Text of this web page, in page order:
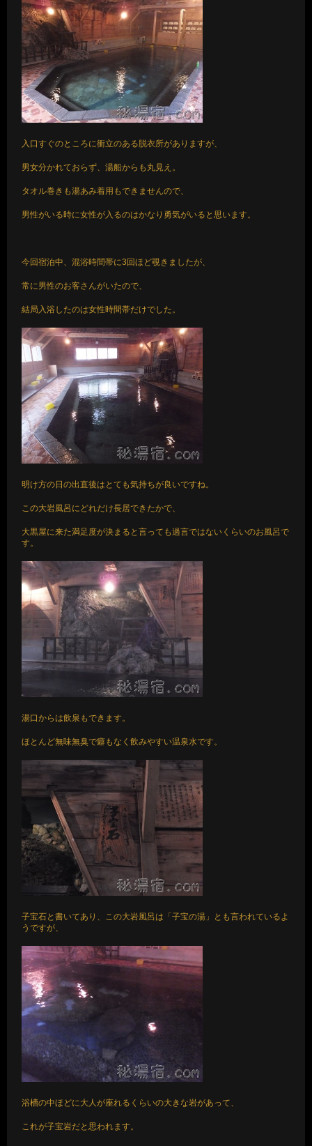
入口すぐのところに衝立のある脱衣所がありますが、
男女分かれておらず、湯船からも丸見え。
タオル巻きも湯あみ着用もできませんので、
男性がいる時に女性が入るのはかなり勇気がいると思います。
今回宿泊中、混浴時間帯に3回ほど覗きましたが、
常に男性のお客さんがいたので、
結局入浴したのは女性時間帯だけでした。
明け方の日の出直後はとても気持ちが良いですね。
この大岩風呂にどれだけ長居できたかで、
大黒屋に来た満足度が決まると言っても過言ではないくらいのお風呂で
す。
湯口からは飲泉もできます。
ほとんど無味無臭で癖もなく飲みやすい温泉水です。
子宝石と書いてあり、この大岩風呂は「子宝の湯」とも言われているよ
うですが、
浴槽の中ほどに大人が座れるくらいの大きな岩があって、
これが子宝岩だと思われます。